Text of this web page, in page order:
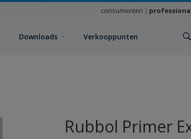
consumenten
Downloads Verkooppunten
Rubbol Primer